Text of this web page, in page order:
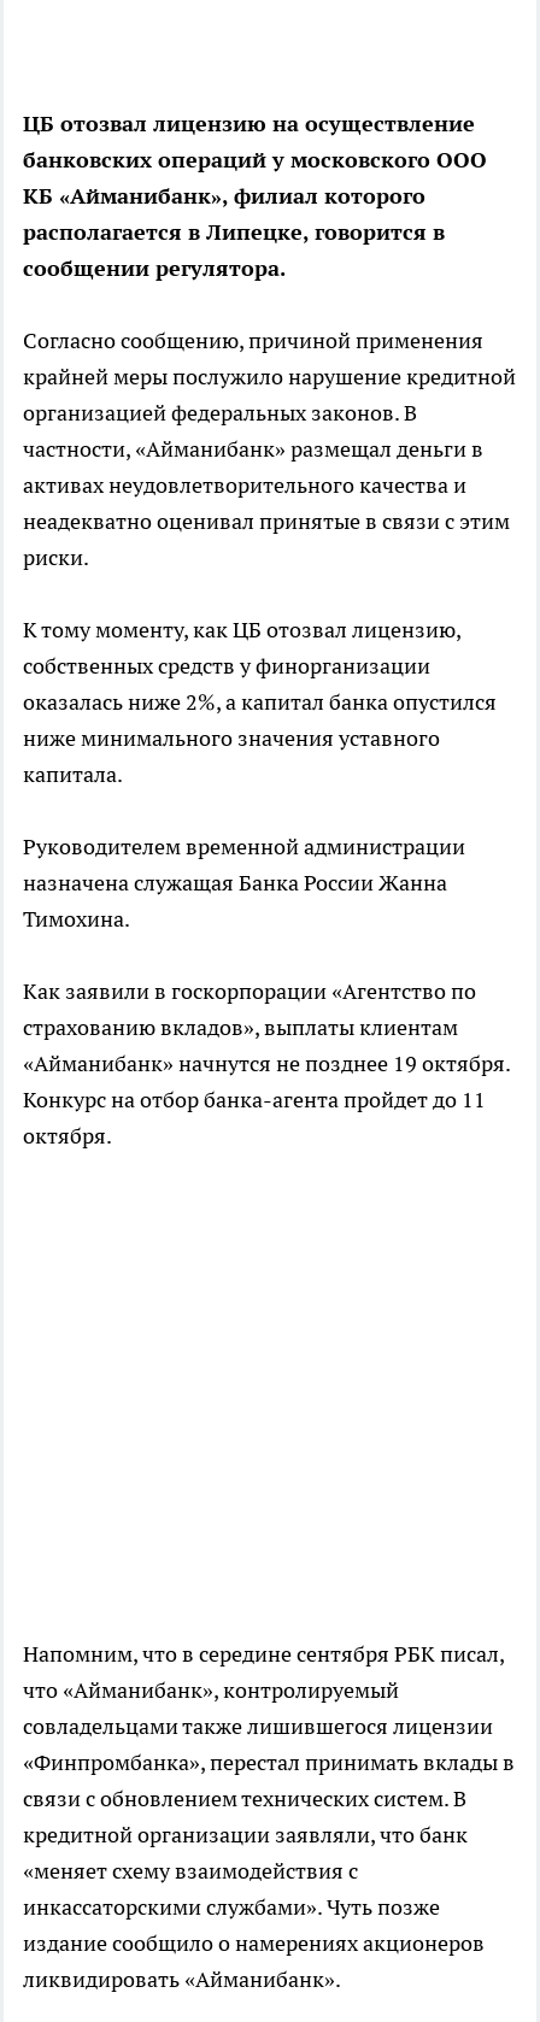
ЦБ отозвал лицензию на осуществление
банковских операций у московского ООО
КБ «Айманибанк», филиал которого
располагается в Липецке, говорится в
сообщении регулятора.
Согласно сообщению, причиной применения
крайней меры послужило нарушение кредитной
организацией федеральных законов. В
частности, «Айманибанк» размещал деньги в
активах неудовлетворительного качества и
неадекватно оценивал принятые в связи с этим
риски.
К тому моменту, как ЦБ отозвал лицензию,
собственных средств у финорганизации
оказалась ниже 2%, а капитал банка опустился
ниже минимального значения уставного
капитала.
Руководителем временной администрации
назначена служащая Банка России Жанна
Тимохина.
Как заявили в госкорпорации «Агентство по
страхованию вкладов», выплаты клиентам
«Айманибанк» начнутся не позднее 19 октября.
Конкурс на отбор банка-агента пройдет до 11
октября.
Напомним, что в середине сентября РБК писал,
что «Айманибанк», контролируемый
совладельцами также лишившегося лицензии
«Финпромбанка», перестал принимать вклады в
связи с обновлением технических систем. В
кредитной организации заявляли, что банк
«меняет схему взаимодействия с
инкассаторскими службами». Чуть позже
издание сообщило о намерениях акционеров
ликвидировать «Айманибанк».